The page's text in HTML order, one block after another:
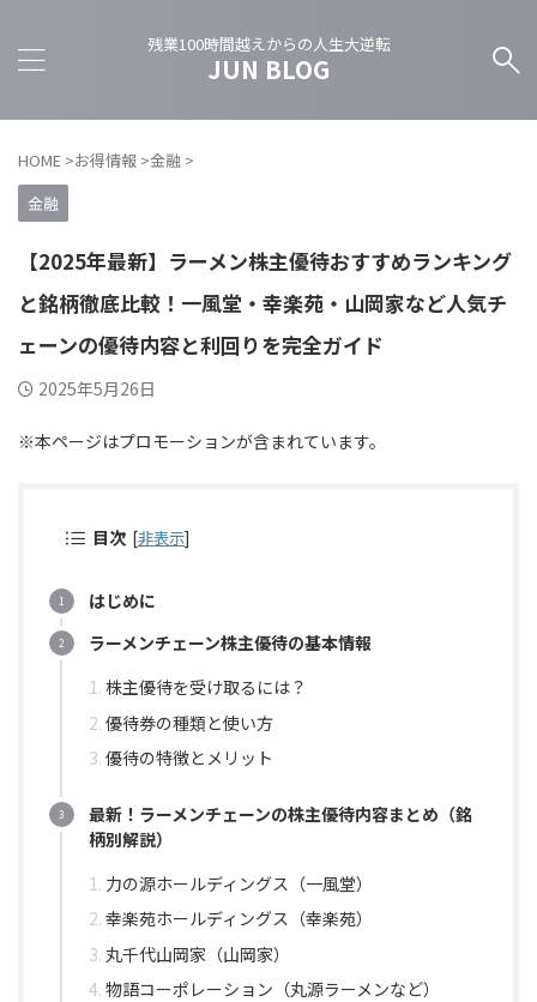
残業100時間越えからの人生大逆転
JUN BLOG
HOME >お得情報 >金融 >
金融
【2025年最新】ラーメン株主優待おすすめランキング
と銘柄徹底比較！一風堂・幸楽苑・山岡家など人気チ
ェーンの優待内容と利回りを完全ガイド
2025年5月26日
※本ページはプロモーションが含まれています。
目次 [非表示]
はじめに
ラーメンチェーン株主優待の基本情報
株主優待を受け取るには？
優待券の種類と使い方
優待の特徴とメリット
最新！ラーメンチェーンの株主優待内容まとめ（銘
柄別解説）
力の源ホールディングス（一風堂）
幸楽苑ホールディングス（幸楽苑）
丸千代山岡家（山岡家）
物語コーポレーション（丸源ラーメンなど）